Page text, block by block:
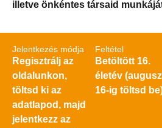
illetve önkéntes társaid
Jelentkezés módja
Regisztrálj az
oldalunkon,
töltsd ki az
adatlapod, majd
jelentkezz az
Feltétel
Betöltött 16.
életév
16-ig töltsd